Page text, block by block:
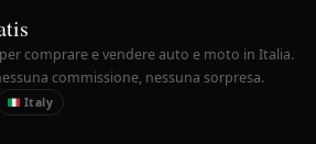
comprare e vendere auto e moto in Italia.
commissione, nessuna sorpresa.
Italy